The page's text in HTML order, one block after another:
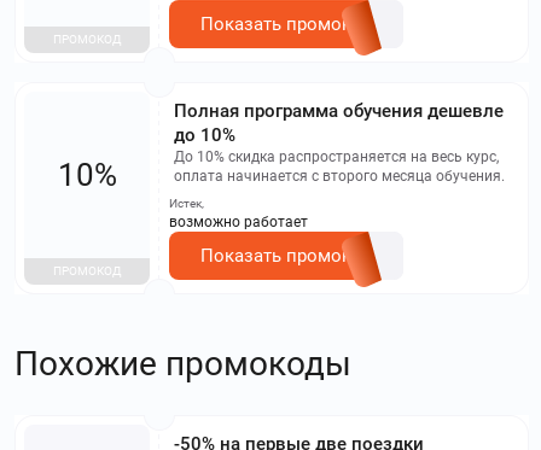
ПРОМОКОД
Показать промокод
Полная программа обучения дешевле
до 10%
До 10% скидка распространяется на весь курс,
оплата начинается с второго месяца обучения.
10%
ПРОМОКОД
Истек,
возможно работает
Показать промокод
Похожие промокоды
-50% на первые две поездки